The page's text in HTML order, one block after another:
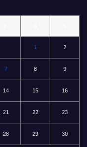
1 2
7 8 9
14 15 16
21 22 23
28 29 30